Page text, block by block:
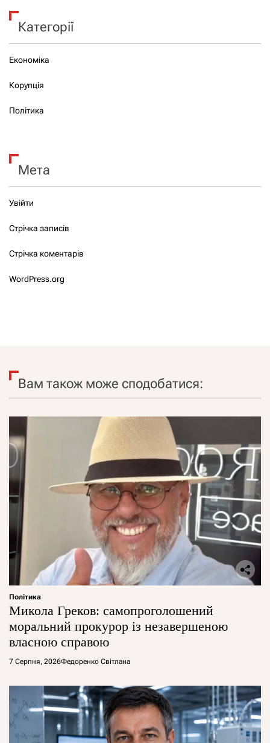
Категорії
Економіка
Корупція
Політика
Мета
Увійти
Стрічка записів
Стрічка коментарів
WordPress.org
Вам також може сподобатися:
Політика
Микола Греков: самопроголошений
моральний прокурор із незавершеною
власною справою
7 Серпня, 2026Федоренко Світлана